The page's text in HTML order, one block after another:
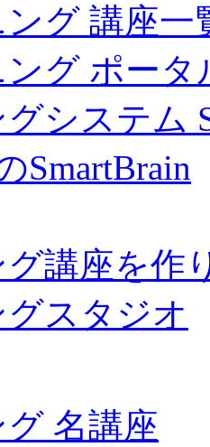
ング 講座一
ング ポータ
システム
SmartBrain
グ講座を作
スタジオ
名講座